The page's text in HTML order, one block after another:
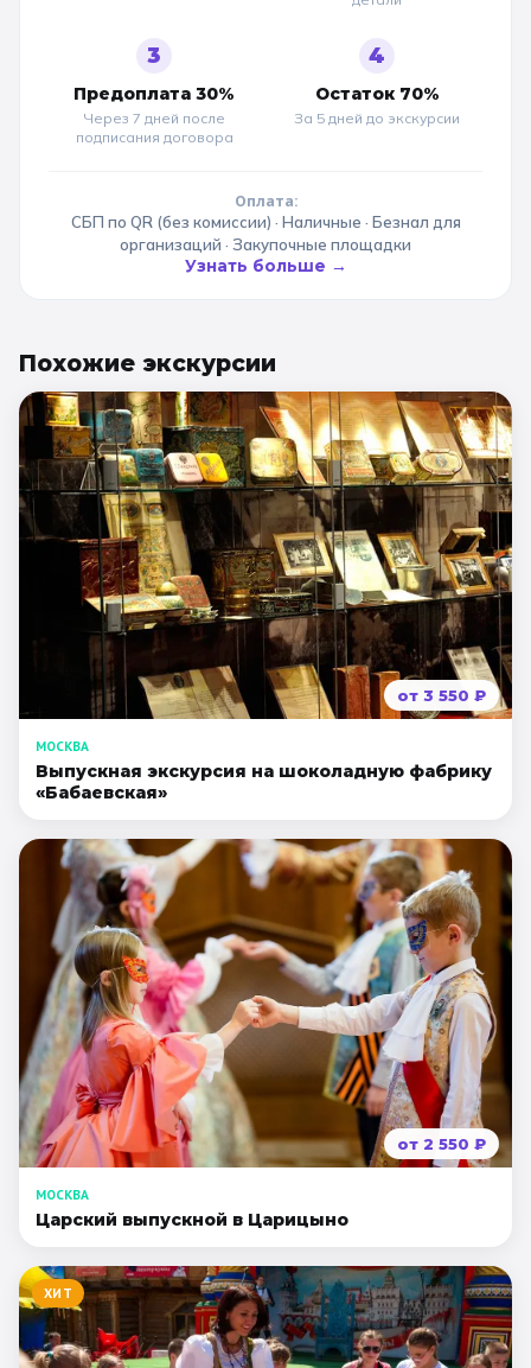
3
Предоплата 30%
Через 7 дней после
подписания договора
4
Остаток 70%
За 5 дней до экскурсии
Оплата:
СБП по QR (без комиссии) · Наличные · Безнал для
организаций · Закупочные площадки
Узнать больше →
Похожие экскурсии
от 3 550 ₽
МОСКВА
Выпускная экскурсия на шоколадную фабрику
«Бабаевская»
от 2 550 ₽
МОСКВА
Царский выпускной в Царицыно
ХИТ